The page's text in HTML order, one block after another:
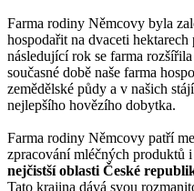
Farma rodiny Němcovy byla
hospodařit na dvaceti
následující rok se farma
současné době naše farma
zemědělské půdy a v našich
nejlepšího hovězího dobytka.
Farma rodiny Němcovy patří
zpracování mléčných produktů
nejčistší oblasti České
Tato krajina dává svou